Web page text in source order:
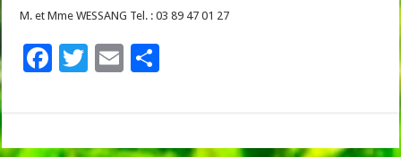
M. et Mme WESSANG Tel. : 03 89 47 01 27
F
b
T
er
E
l
g